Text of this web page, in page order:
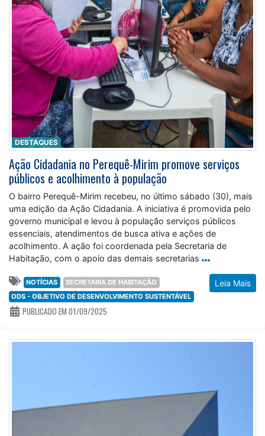
DESTAQUES
Ação Cidadania no Perequê-Mirim promove serviços
públicos e acolhimento à população
O bairro Perequê-Mirim recebeu, no último sábado (30), mais
uma edição da Ação Cidadania. A iniciativa é promovida pelo
governo municipal e levou à população serviços públicos
essenciais, atendimentos de busca ativa e ações de
acolhimento. A ação foi coordenada pela Secretaria de
Habitação, com o apoio das demais secretarias
Leia Mais
NOTÍCIAS
SECRETARIA DE HABITAÇÃO
ODS - OBJETIVO DE DESENVOLVIMENTO SUSTENTÁVEL
PUBLICADO EM 01/09/2025